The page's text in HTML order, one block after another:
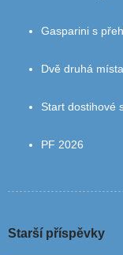
Gasparini s
Dvě druhá
Start dostihové
PF 2026
Starší příspěvky